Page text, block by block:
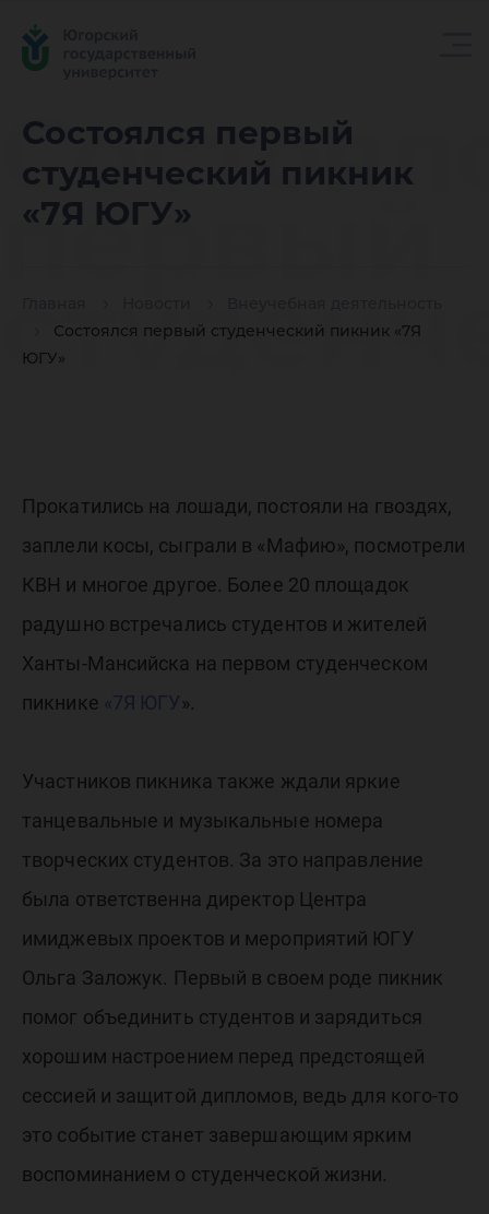
Состоялся первый
студенческий пикник
«7Я ЮГУ»
Состоялся первый студенческий пикник «7Я
ЮГУ»
первый
ЮГУ»
Прокатились на лошади, постояли на гвоздях,
заплели косы, сыграли в «Мафию», посмотрели
КВН и многое другое. Более 20 площадок
радушно встречались студентов и жителей
Ханты-Мансийска на первом студенческом
пикнике «7Я ЮГУ».
Участников пикника также ждали яркие
танцевальные и музыкальные номера
творческих студентов. За это направление
была ответственна директор Центра
имиджевых проектов и мероприятий ЮГУ
Ольга Заложук. Первый в своем роде пикник
помог объединить студентов и зарядиться
хорошим настроением перед предстоящей
сессией и защитой дипломов, ведь для кого-то
это событие станет завершающим ярким
воспоминанием о студенческой жизни.